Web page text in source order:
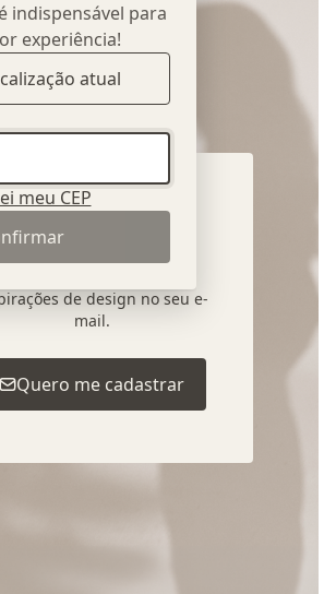
indispensável para
experiência!
atual
meu CEPexclusivo
de design no seu e-
mail.
Quero me cadastrar